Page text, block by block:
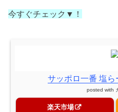
今すぐチェック▼！
サッポロ一番 塩ら
posted with
楽天市場